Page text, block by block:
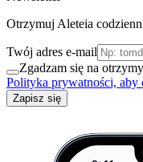
Otrzymuj Aleteia
Twój adres e-mail
Zgadzam się na
Polityka prywatności, aby
Zapisz się